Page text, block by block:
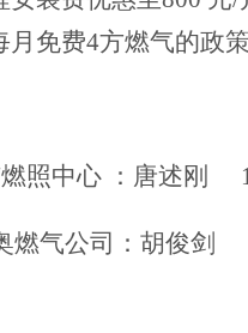
免费4方燃气的政
照中心 ：唐述刚
燃气公司 ：胡俊剑